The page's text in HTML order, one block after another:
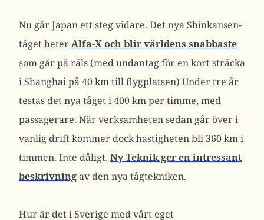
Nu går Japan ett steg vidare. Det nya Shinkansen-
tåget heterAlfa-X och blir världens snabbaste
som går på räls (med undantag för en kort sträcka
i Shanghai på 40 km till flygplatsen) Under tre år
testas det nya tåget i 400 km per timme, med
passagerare. När verksamheten sedan går över i
vanlig drift kommer dock hastigheten bli 360 km i
timmen. Inte dåligt. Ny Teknik ger en intressant
beskrivningav den nya tågtekniken.
Hur är det i Sverige med vårt eget